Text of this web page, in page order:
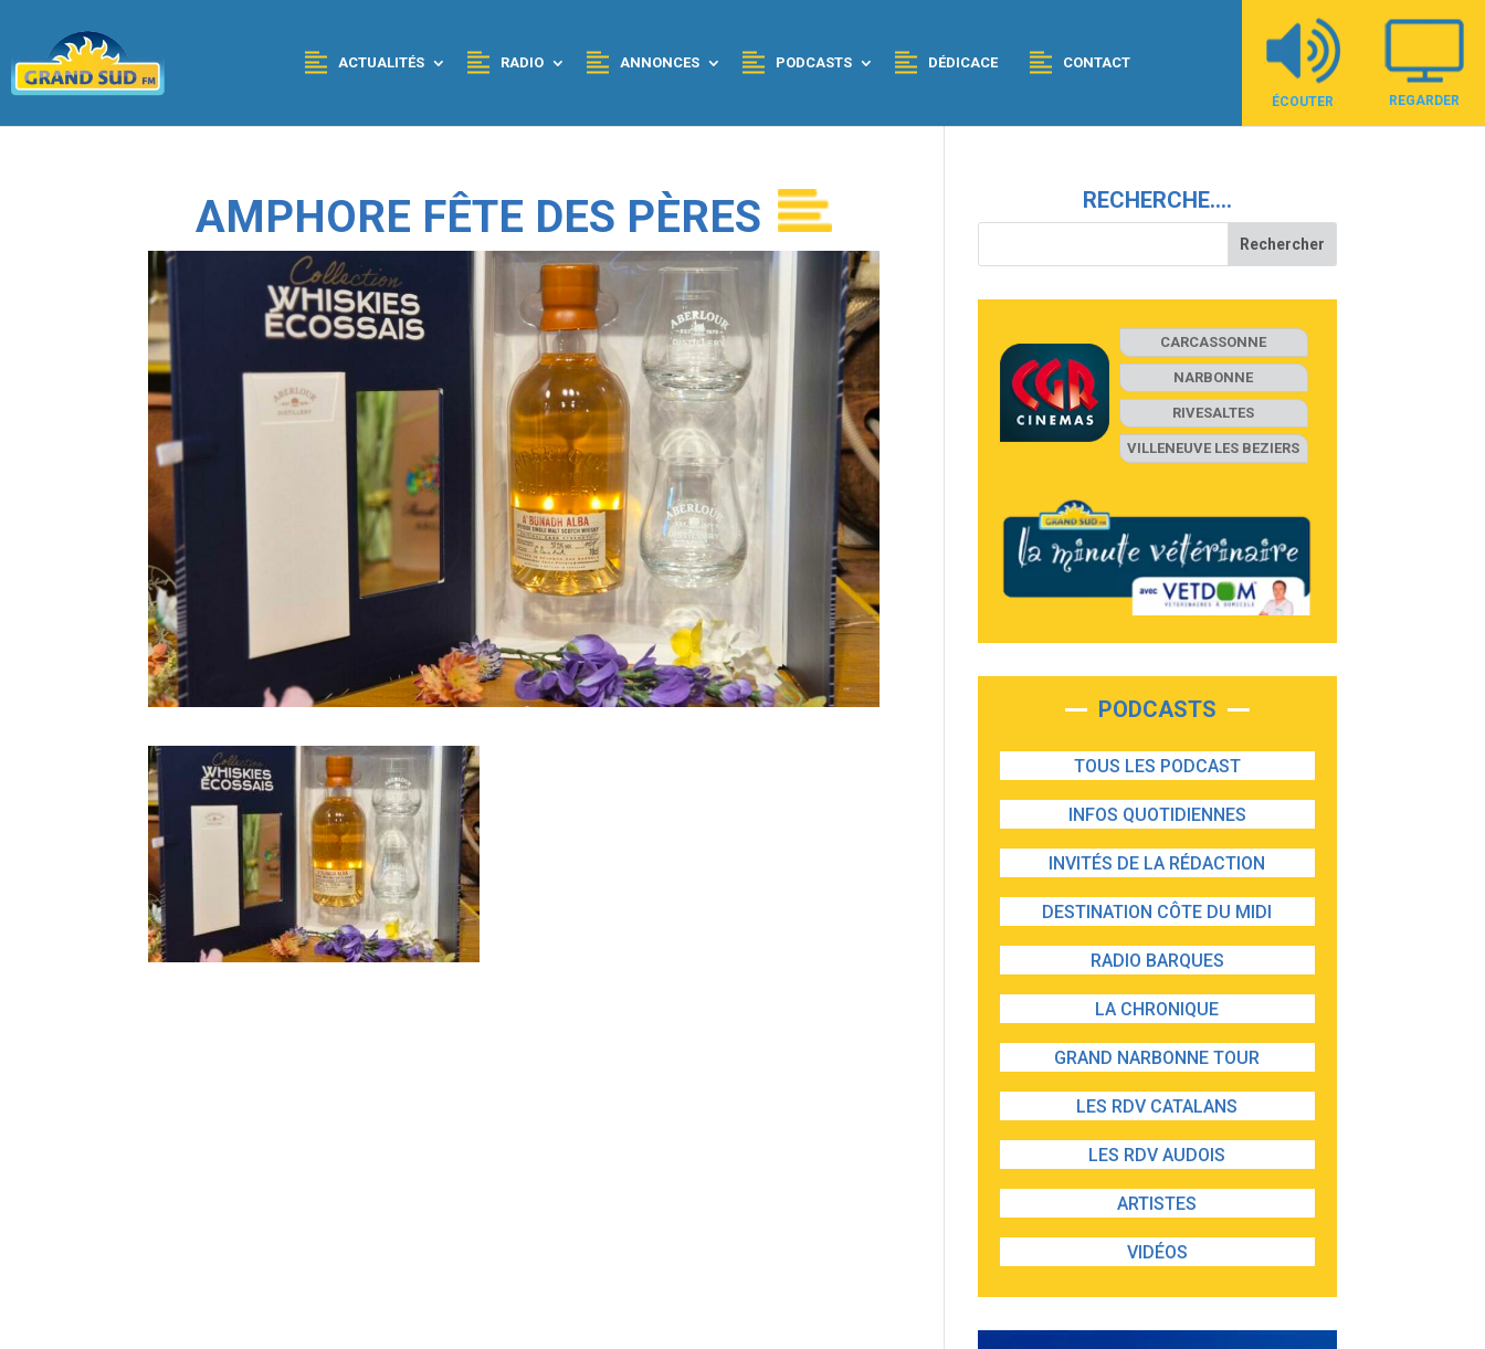
ACTUALITÉS RADIO ANNONCES PODCASTS DÉDICACE CONTACT
ÉCOUTER REGARDER
AMPHORE FÊTE DES PÈRES RECHERCHE….
CARCASSONNE
NARBONNE
RIVESALTES
VILLENEUVE LES BEZIERS
PODCASTS
TOUS LES PODCAST
INFOS QUOTIDIENNES
INVITÉS DE LA RÉDACTION
DESTINATION CÔTE DU MIDI
RADIO BARQUES
LA CHRONIQUE
GRAND NARBONNE TOUR
LES RDV CATALANS
LES RDV AUDOIS
ARTISTES
VIDÉOS